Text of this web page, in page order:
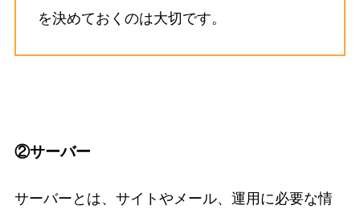
を決めておくのは大切です。
②サーバー
サーバーとは、サイトやメール、運用に必要な情